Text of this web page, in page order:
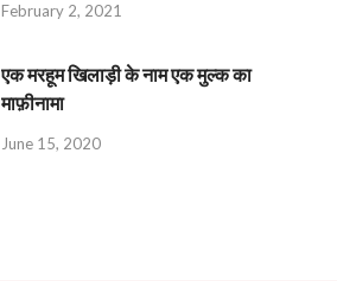
February 2, 2021
एक मरहूम खिलाड़ी के नाम एक मुल्क का
माफ़ीनामा
June 15, 2020